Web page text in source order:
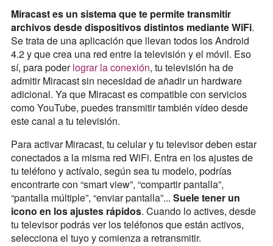
Miracast es un sistema que te permite transmitir
archivos desde dispositivos distintos mediante WiFi.
Se trata de una aplicación que llevan todos los Android
4.2 y que crea una red entre la televisión y el móvil. Eso
sí, para poderlograr la conexión, tu televisión ha de
admitir Miracast sin necesidad de añadir un hardware
adicional. Ya que Miracast es compatible con servicios
como YouTube, puedes transmitir también vídeo desde
este canal a tu televisión.
Para activar Miracast, tu celular y tu televisor deben estar
conectados a la misma red WiFi. Entra en los ajustes de
tu teléfono y actívalo, según sea tu modelo, podrías
encontrarte con “smart view”, “compartir pantalla”,
“pantalla múltiple”, “enviar pantalla”... Suele tener un
icono en los ajustes rápidos. Cuando lo actives, desde
tu televisor podrás ver los teléfonos que están activos,
selecciona el tuyo y comienza a retransmitir.